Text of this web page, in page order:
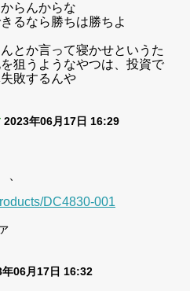
らんからな
るなら勝ちは勝ちよ
とか言って寝かせというた
狙うようなやつは、投資で
敗するんや
2023年06月17日 16:29
、
DC4830-001
06月17日 16:32